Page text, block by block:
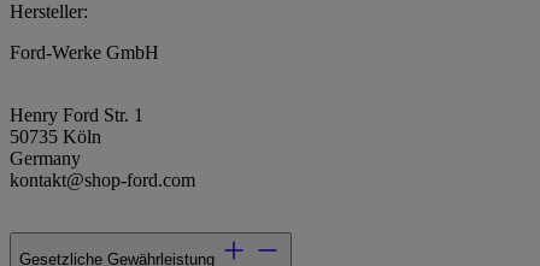
Hersteller:
Ford-Werke GmbH
Henry Ford Str. 1
50735 Köln
Germany
kontakt@shop-ford.com
Gesetzliche Gewährleistung